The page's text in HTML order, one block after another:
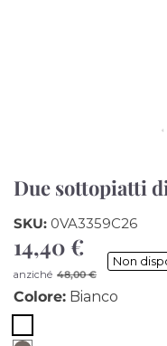
Due sottopiatti
SKU: 0VA3359C26
Prezzo
di
vendita
14,40 €
Prezzo
di
listino
anziché 48,00 €
Non
Colore: Bianco
Bianco